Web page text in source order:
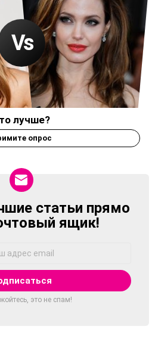
лучше?
опрос
статьи прямо
ящик!
это не спам!